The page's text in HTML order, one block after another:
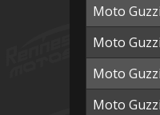
Moto Guzzi
Moto Guzzi
Moto Guzzi
Moto Guzzi